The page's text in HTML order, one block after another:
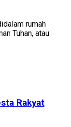
rumah
Tuhan, atau
Rakyat